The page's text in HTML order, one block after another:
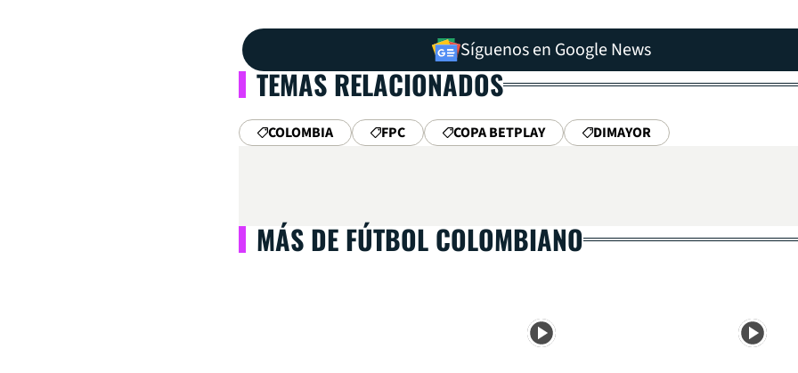
Síguenos en Google News
TEMAS RELACIONADOS
COLOMBIA FPC COPA BETPLAY DIMAYOR
MÁS DE FÚTBOL COLOMBIANO